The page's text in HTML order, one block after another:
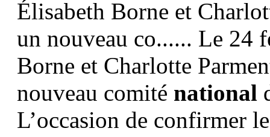
Élisabeth Borne et
un nouveau co...... Le 24
Borne et Charlotte
nouveau comité national
L’occasion de confirmer